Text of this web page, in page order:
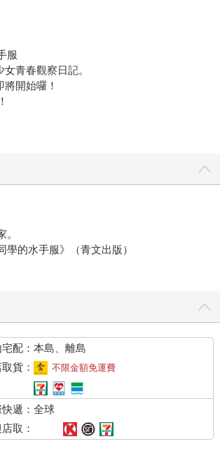
服
青春觀察日記。
開始囉！
學的水手服》（青文出版）
宅配：本島、離島
貨：
不限金額免運費
快遞：全球
取：